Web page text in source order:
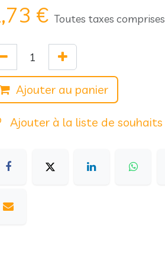
€ Toutes taxes comprises
Ajouter au panier
Ajouter à la liste de souhaits